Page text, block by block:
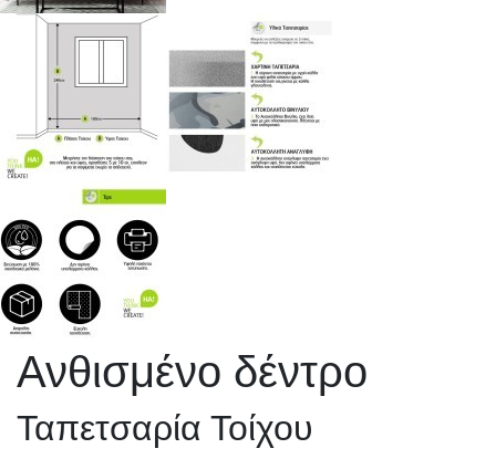
Ανθισμένο δέντρο
Ταπετσαρία Τοίχου